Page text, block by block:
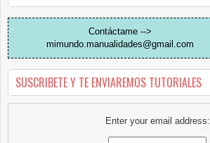
Contáctame -->
mimundo.manualidades@gmail.com
SUSCRIBETE Y TE ENVIAREMOS TUTORIALES
Enter your email address: